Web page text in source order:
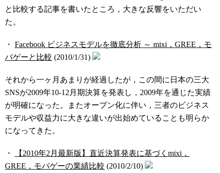
と比較する記事を書いたところ，大きな反響をいただい
た。
・ Facebook ビジネスモデルを徹底分析 ～ mixi，GREE，モ
バゲーと比較 (2010/1/31)
それから一ヶ月あまりが経過したが，この間に日本の三大
SNSが2009年10-12月期決算を発表し，2009年を通じた実績
が明確になった。またオープン化に伴い，三者のビジネス
モデルや収益力に大きな違いが出始めていることも明らか
になってきた。
・
【2010年2月最新版】直近決算発表に基づくmixi，
GREE，モバゲーの業績比較 (2010/2/10)